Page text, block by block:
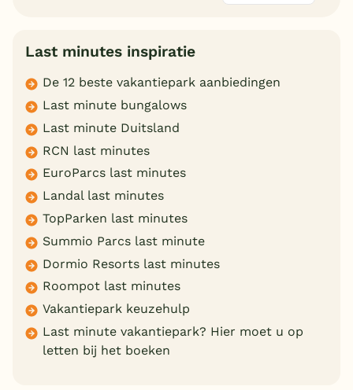
Last minutes inspiratie
De 12 beste vakantiepark aanbiedingen
Last minute bungalows
Last minute Duitsland
RCN last minutes
EuroParcs last minutes
Landal last minutes
TopParken last minutes
Summio Parcs last minute
Dormio Resorts last minutes
Roompot last minutes
Vakantiepark keuzehulp
Last minute vakantiepark? Hier moet u op
letten bij het boeken